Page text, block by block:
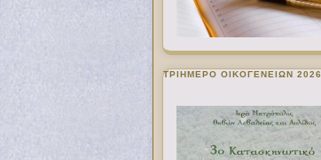
ΤΡΙΗΜΕΡΟ ΟΙΚΟΓΕΝΕΙΩΝ 2026